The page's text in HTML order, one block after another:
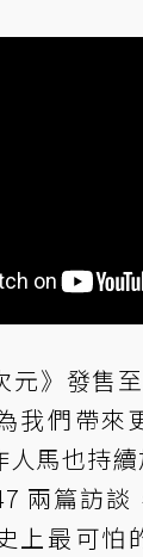
元》發售
我們帶來
馬也持續
兩篇訪
上最可怕